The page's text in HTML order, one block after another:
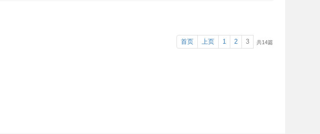
首页 上页 1 2 3 共14篇